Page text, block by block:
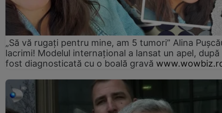
„Să vă rugați pentru mine, am 5 tumori” Alina
lacrimi! Modelul internațional a lansat un apel, după
fost diagnosticată cu o boală gravă